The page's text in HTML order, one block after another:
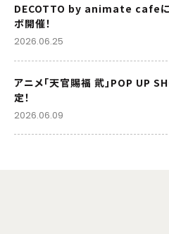
DECOTTO by animate cafeに
ボ開催！
2026.06.25
アニメ「天官賜福 貮」POP UP
定！
2026.06.09